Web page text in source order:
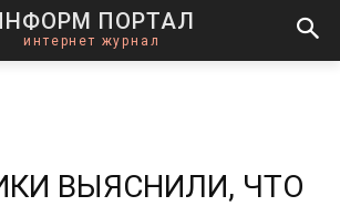
ПОРТАЛ
интернет журнал
ВЫЯСНИЛИ, ЧТО